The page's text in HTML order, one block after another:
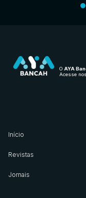
O AYA
Acesse
Início
Revistas
Jornais